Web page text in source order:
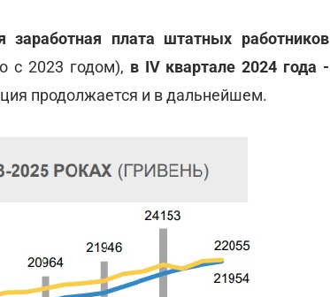
заработная плата штатных работников
с 2023 годом), в ІV квартале 2024 года -
продолжается и в дальнейшем.